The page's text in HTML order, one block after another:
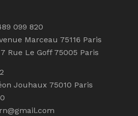
099 820
Marceau 75116 Paris
Rue Le Goff 75005 Paris
Jouhaux 75010 Paris